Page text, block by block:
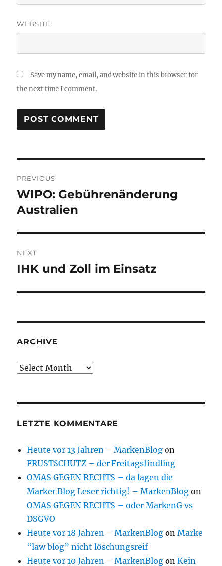
WEBSITE
Save my name, email, and website in this browser for
the next time I comment.
navigation
PREVIOUS
Previous
post:
WIPO: Gebührenänderung
Australien
NEXT
Next
IHK und Zoll im Einsatz
ARCHIVE
Archive
LETZTE KOMMENTARE
Heute vor 13 Jahren – MarkenBlog on
FRUSTSCHUTZ – der Freitagsfindling
OMAS GEGEN RECHTS – da lagen die
MarkenBlog Leser richtig! – MarkenBlog on
OMAS GEGEN RECHTS – oder MarkenG vs
DSGVO
Heute vor 18 Jahren – MarkenBlog onMarke
“law blog” nicht löschungsreif
Heute vor 10 Jahren – MarkenBlog onKein